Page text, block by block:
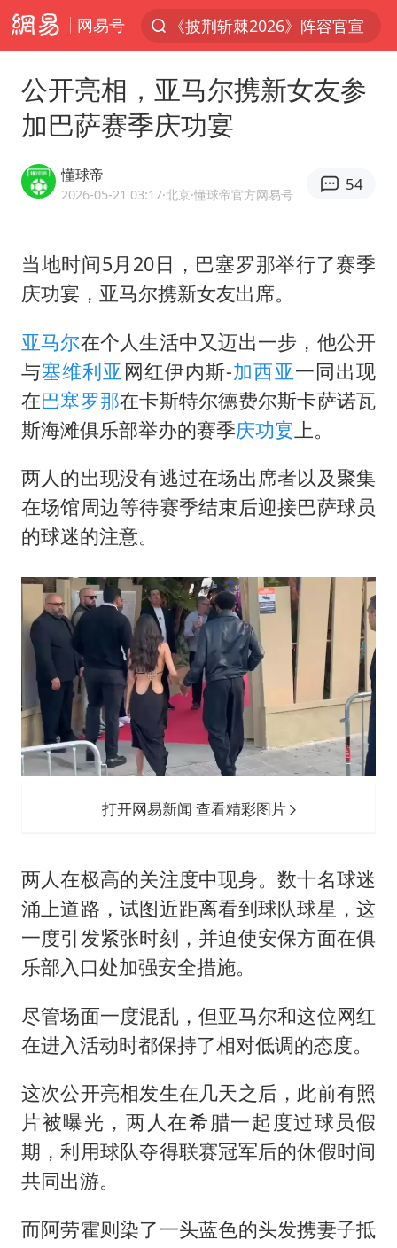
网易号
上半年我国经营主体结构持续优化
杭州机场已取消航班388架次
中国籍豪华游艇富商之子在泰国被杀
美将每月供乌爱国者拦截导弹
10余省份将出现强风雨 局地特大暴雨
世界第1特鲁姆普斯诺克中国赛一轮游
新疆一婚礼线上邀请引热议
《龙餐馆》 冲奖
上门女婿出轨女邻居多年被判重婚罪
构建更高水平的全民健身公共服务体系
奋力开创中国式现代化建设新局面
公开亮相，亚马尔携新女友参
加巴萨赛季庆功宴
懂球帝
2026-05-21 03:17·北京·懂球帝官方网易号
54
当地时间5月20日，巴塞罗那举行了赛季
庆功宴， 亚马尔携新女友出席。
亚马尔在个人生活中又迈出一步，他公开
与塞维利亚 网红伊内斯-加西亚一同出现
在巴塞罗那在卡斯特尔德费尔斯卡萨诺瓦
斯海滩俱乐部举办的赛季庆功宴 上。
两人的出现没有逃过在场出席者以及聚集
在场馆周边等待赛季结束后迎接巴萨球员
的球迷的注意。
打开网易新闻 查看精彩图片
两人在极高的关注度中现身。数十名球迷
涌上道路，试图近距离看到球队球星，这
一度引发紧张时刻，并迫使安保方面在俱
乐部入口处加强安全措施。
尽管场面一度混乱，但亚马尔和这位网红
在进入活动时都保持了相对低调的态度。
这次公开亮相发生在几天之后，此前有照
片被曝光，两人在希腊一起度过球员假
期，利用球队夺得联赛冠军后的休假时间
共同出游。
而阿劳霍则染了一头蓝色的头发携妻子抵